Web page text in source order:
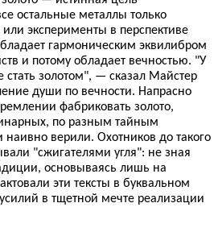
остальные металлы только
эксперименты в перспективе
гармоническим эквилибром
и потому обладает вечностью. "У
стать золотом", — сказал Майстер
души по вечности. Напрасно
фабриковать золото,
по разным тайным
верили. Охотников до такого
"сжигателями угля": не зная
основываясь лишь на
эти тексты в буквальном
в тщетной мечте реализации